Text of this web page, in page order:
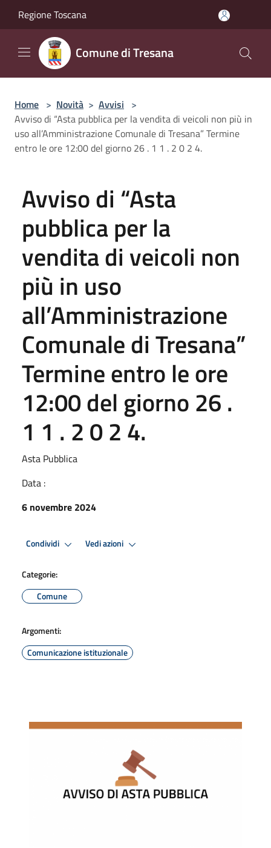
Regione Toscana
Comune di Tresana
Home > Novità > Avvisi >
Avviso di “Asta pubblica per la vendita di veicoli non più in
uso all’Amministrazione Comunale di Tresana” Termine
entro le ore 12:00 del giorno 26 . 1 1 . 2 0 2 4.
Avviso di “Asta
pubblica per la
vendita di veicoli non
più in uso
all’Amministrazione
Comunale di Tresana”
Termine entro le ore
12:00 del giorno 26 .
1 1 . 2 0 2 4.
Asta Pubblica
Data :
6 novembre 2024
Condividi Vedi azioni
Categorie:
Comune
Argomenti:
Comunicazione istituzionale